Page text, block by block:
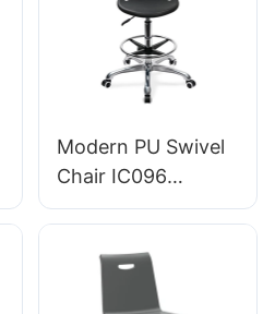
stjärnig bas
Vetenskapligt
utformad för
laboratorium
Modern PU Swivel
Chair IC096
Höjdjustering
5-stjärnig bas |
Perfekt för kontor